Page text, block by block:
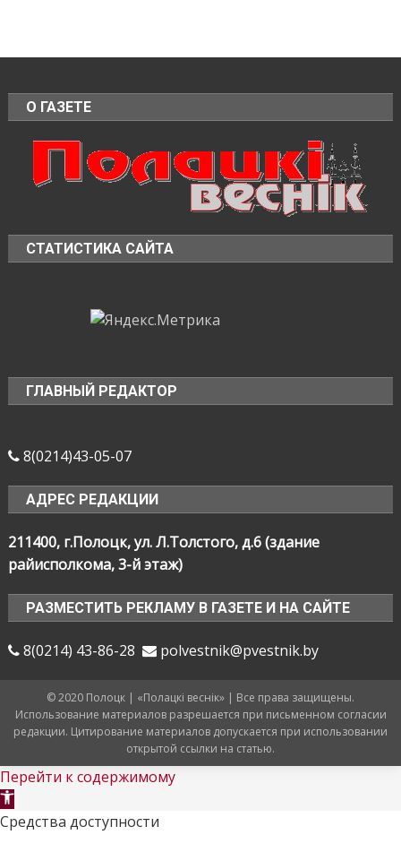
О ГАЗЕТЕ
СТАТИСТИКА САЙТА
ГЛАВНЫЙ РЕДАКТОР
8(0214)43-05-07
АДРЕС РЕДАКЦИИ
211400, г.Полоцк, ул. Л.Толстого, д.6 (здание
райисполкома, 3-й этаж)
РАЗМЕСТИТЬ РЕКЛАМУ В ГАЗЕТЕ И НА САЙТЕ
8(0214) 43-86-28 polvestnik@pvestnik.by
© 2020 Полоцк | «Полацкі веснік» | Все права защищены.
Использование материалов разрешается при письменном согласии
редакции. Цитирование материалов допускается при использовании
открытой ссылки на статью.
Перейти к содержимому
Открыть
панель
Средства доступности